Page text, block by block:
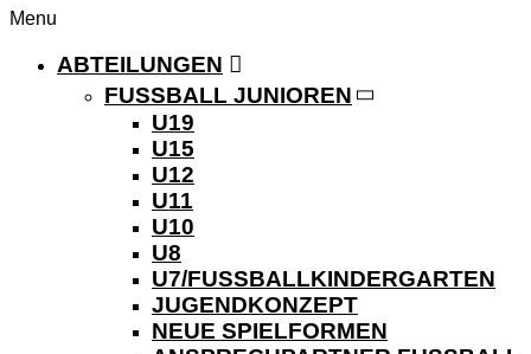
Menu
ABTEILUNGEN
FUSSBALL JUNIOREN
U19
U15
U12
U11
U10
U8
U7/FUSSBALLKINDERGARTEN
JUGENDKONZEPT
NEUE SPIELFORMEN